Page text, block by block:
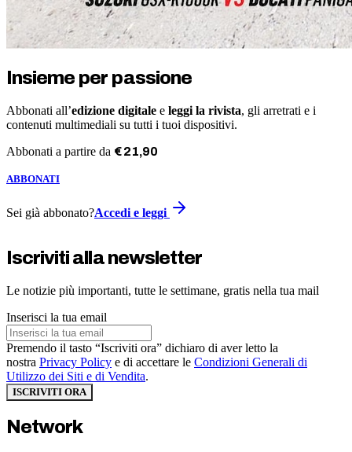
Insieme per passione
Abbonati all’edizione digitale e leggi la rivista, gli arretrati e i
contenuti multimediali su tutti i tuoi dispositivi.
Abbonati a partire da €21,90
ABBONATI
Sei già abbonato?Accedi e leggi
Iscriviti alla newsletter
Le notizie più importanti, tutte le settimane, gratis nella tua mail
Inserisci la tua email
Premendo il tasto “Iscriviti ora” dichiaro di aver letto la
nostra Privacy Policy e di accettare le Condizioni Generali di
Utilizzo dei Siti e di Vendita.
ISCRIVITI ORA
Network